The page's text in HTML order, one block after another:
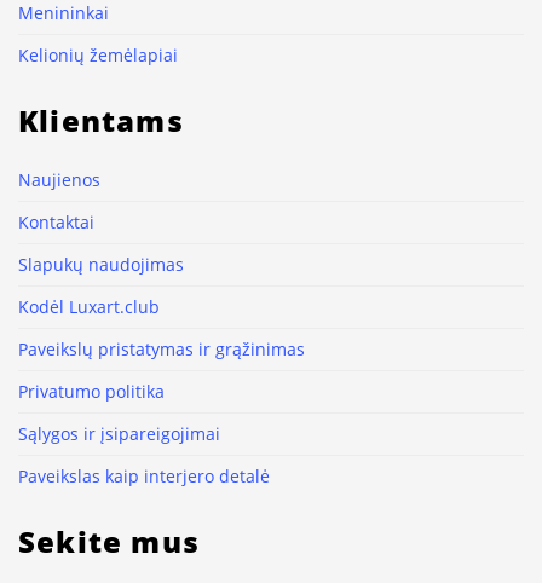
Menininkai
Kelionių žemėlapiai
Klientams
Naujienos
Kontaktai
Slapukų naudojimas
Kodėl Luxart.club
Paveikslų pristatymas ir grąžinimas
Privatumo politika
Sąlygos ir įsipareigojimai
Paveikslas kaip interjero detalė
Sekite mus